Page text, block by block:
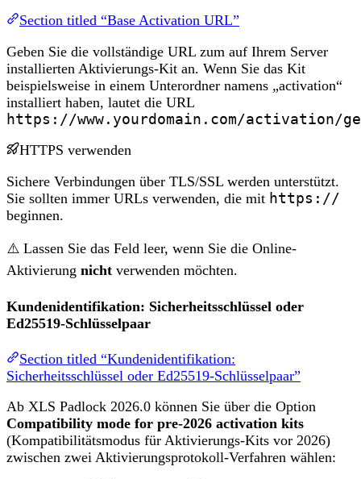
Section titled “Base Activation URL”
Geben Sie die vollständige URL zum auf Ihrem Server
installierten Aktivierungs-Kit an. Wenn Sie das Kit
beispielsweise in einem Unterordner namens „activation“
installiert haben, lautet die URL
https://www.yourdomain.com/activation/
HTTPS verwenden
Sichere Verbindungen über TLS/SSL werden unterstützt.
Sie sollten immer URLs verwenden, die mit https://
beginnen.
⚠️ Lassen Sie das Feld leer, wenn Sie die Online-
Aktivierung nicht verwenden möchten.
Kundenidentifikation: Sicherheitsschlüssel oder
Ed25519-Schlüsselpaar
Section titled “Kundenidentifikation:
Sicherheitsschlüssel oder Ed25519-Schlüsselpaar”
Ab XLS Padlock 2026.0 können Sie über die Option
Compatibility mode for pre-2026 activation kits
(Kompatibilitätsmodus für Aktivierungs-Kits vor 2026)
zwischen zwei Aktivierungsprotokoll-Verfahren wählen: